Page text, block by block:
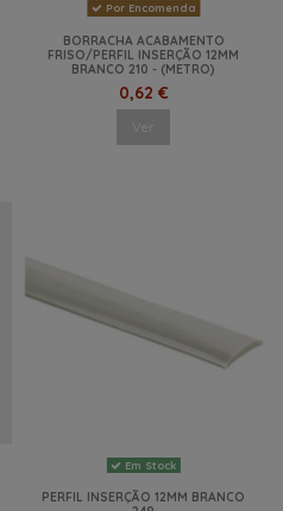
Por Encomenda
BORRACHA ACABAMENTO
FRISO/PERFIL INSERÇÃO 12MM
BRANCO 210 - (METRO)
0,62 €
Ver
Em Stock
PERFIL INSERÇÃO 12MM BRANCO